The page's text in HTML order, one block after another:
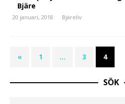
Bjäre
20 januari, 2018 Bjäreliv
« 1 … 3 4
SÖK